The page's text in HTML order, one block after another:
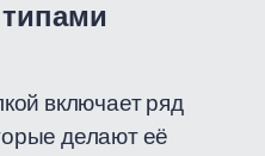
включает ряд
делают её